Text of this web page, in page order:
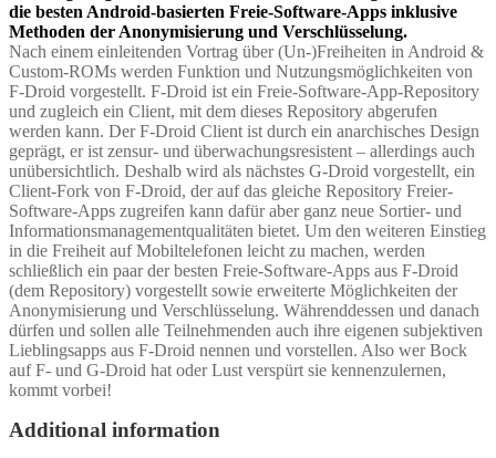
die besten Android-basierten Freie-Software-Apps inklusive
Methoden der Anonymisierung und Verschlüsselung.
Nach einem einleitenden Vortrag über (Un-)Freiheiten in Android &
Custom-ROMs werden Funktion und Nutzungsmöglichkeiten von
F-Droid vorgestellt. F-Droid ist ein Freie-Software-App-Repository
und zugleich ein Client, mit dem dieses Repository abgerufen
werden kann. Der F-Droid Client ist durch ein anarchisches Design
geprägt, er ist zensur- und überwachungsresistent – allerdings auch
unübersichtlich. Deshalb wird als nächstes G-Droid vorgestellt, ein
Client-Fork von F-Droid, der auf das gleiche Repository Freier-
Software-Apps zugreifen kann dafür aber ganz neue Sortier- und
Informationsmanagementqualitäten bietet. Um den weiteren Einstieg
in die Freiheit auf Mobiltelefonen leicht zu machen, werden
schließlich ein paar der besten Freie-Software-Apps aus F-Droid
(dem Repository) vorgestellt sowie erweiterte Möglichkeiten der
Anonymisierung und Verschlüsselung. Währenddessen und danach
dürfen und sollen alle Teilnehmenden auch ihre eigenen subjektiven
Lieblingsapps aus F-Droid nennen und vorstellen. Also wer Bock
auf F- und G-Droid hat oder Lust verspürt sie kennenzulernen,
kommt vorbei!
Additional information